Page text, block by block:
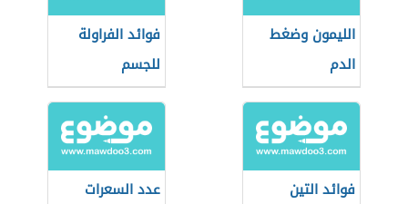
الليمون وضغط
الدم
فوائد الفراولة
للجسم
فوائد التين
عدد السعرات